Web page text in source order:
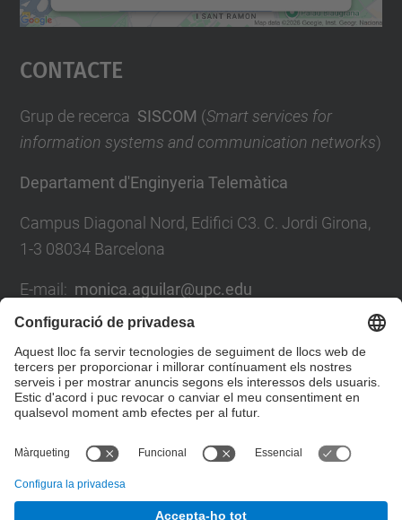
Accepta
powered by
Contacte
Grup de recerca SISCOM (Smart services for
information systems and communication networks)
Departament d'Enginyeria Telemàtica
Campus Diagonal Nord, Edifici C3. C. Jordi Girona,
1-3 08034 Barcelona
E-mail: monica.aguilar@upc.edu
Formulari de contacte
Llista Xarxes Socials